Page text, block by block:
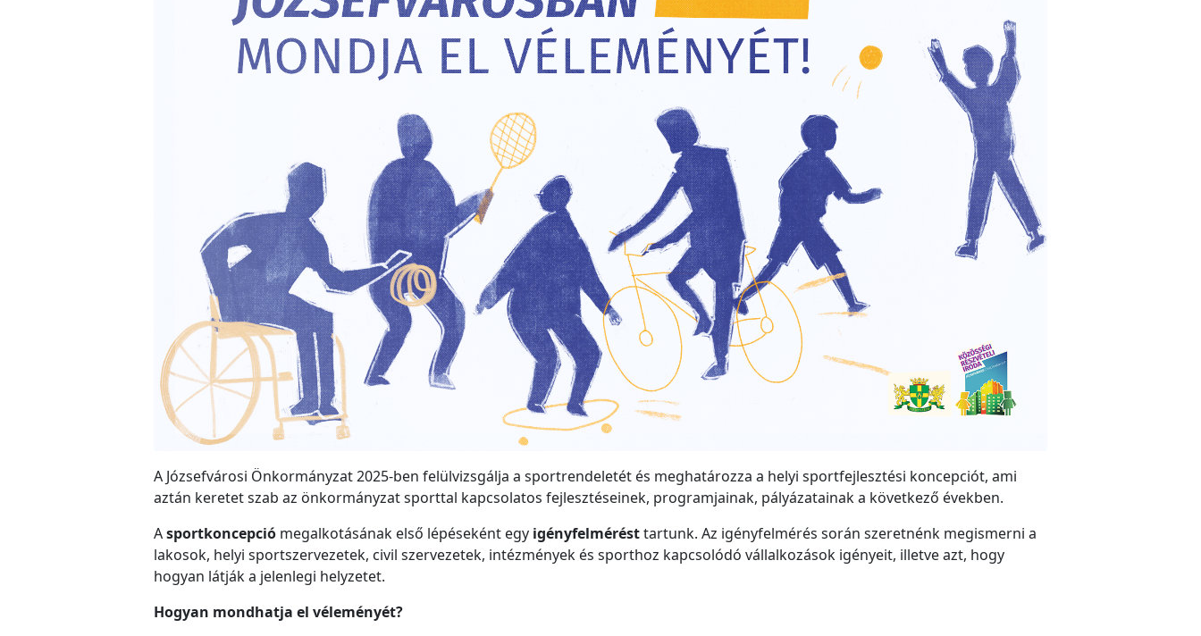
A Józsefvárosi Önkormányzat 2025-ben felülvizsgálja a sportrendeletét és meghatározza a helyi sportfejlesztési koncepciót, ami
aztán keretet szab az önkormányzat sporttal kapcsolatos fejlesztéseinek, programjainak, pályázatainak a következő években.
Asportkoncepció megalkotásának első lépéseként egy igényfelmérésttartunk. Az igényfelmérés során szeretnénk megismerni a
lakosok, helyi sportszervezetek, civil szervezetek, intézmények és sporthoz kapcsolódó vállalkozások igényeit, illetve azt, hogy
hogyan látják a jelenlegi helyzetet.
Hogyan mondhatja el véleményét?